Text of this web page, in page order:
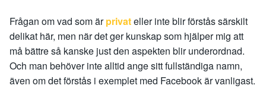
Frågan om vad som ärprivateller inte blir förstås särskilt
delikat här, men när det ger kunskap som hjälper mig att
må bättre så kanske just den aspekten blir underordnad.
Och man behöver inte alltid ange sitt fullständiga namn,
även om det förstås i exemplet med Facebook är vanligast.